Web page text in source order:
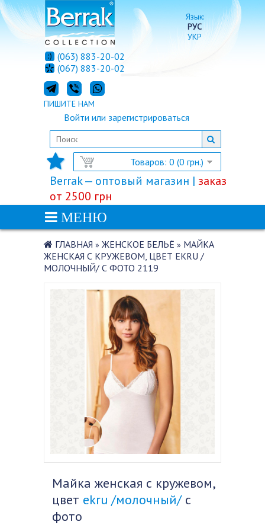
Язык:
РУС
УКР
Товаров: 0 (0 грн.)
Войти или зарегистрироваться
(063) 883-20-02
(067) 883-20-02
ПИШИТЕ НАМ
Berrak — оптовый магазин | заказ
от 2500 грн
МЕНЮ
ГЛАВНАЯ » ЖЕНСКОЕ БЕЛЬЁ » МАЙКА
ЖЕНСКАЯ С КРУЖЕВОМ, ЦВЕТ EKRU /
МОЛОЧНЫЙ/ С ФОТО 2119
Майка женская с кружевом,
цвет ekru /молочный/с
фото